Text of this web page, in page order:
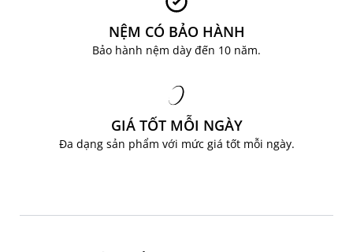
NỆM CÓ BẢO HÀNH
Bảo hành nệm dày đến 10 năm.
GIÁ TỐT MỖI NGÀY
Đa dạng sản phẩm với mức giá tốt mỗi ngày.